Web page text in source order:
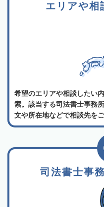
エリアや相
希望のエリアや相談したい
索。該当する司法書士事務
文や所在地などで相談先を
司法書士事